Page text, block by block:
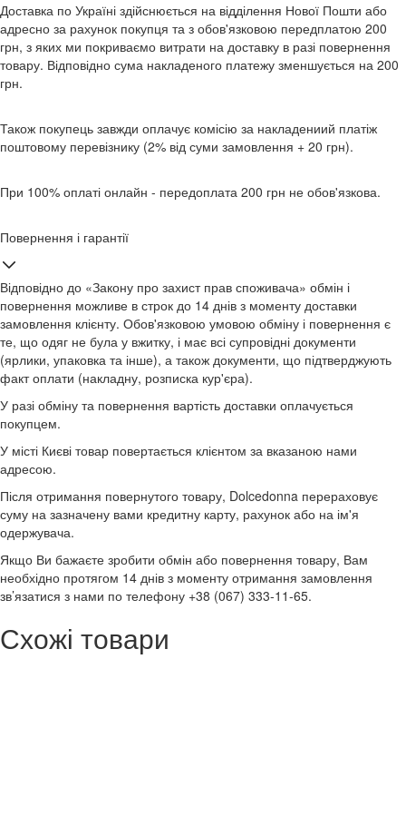
Доставка по Україні здійснюється на відділення Нової Пошти або
адресно за рахунок покупця та з обов'язковою передплатою 200
грн, з яких ми покриваємо витрати на доставку в разі повернення
товару. Відповідно сума накладеного платежу зменшується на 200
грн.
Також покупець завжди оплачує комісію за накладениий платіж
поштовому перевізнику (2% від суми замовлення + 20 грн).
При 100% оплаті онлайн - передоплата 200 грн не обов'язкова.
Повернення і гарантії
Відповідно до «Закону про захист прав споживача» обмін і
повернення можливе в строк до 14 днів з моменту доставки
замовлення клієнту. Обов'язковою умовою обміну і повернення є
те, що одяг не була у вжитку, і має всі супровідні документи
(ярлики, упаковка та інше), а також документи, що підтверджують
факт оплати (накладну, розписка кур'єра).
У разі обміну та повернення вартість доставки оплачується
покупцем.
У місті Києві товар повертається клієнтом за вказаною нами
адресою.
Після отримання повернутого товару, Dolcedonna перераховує
суму на зазначену вами кредитну карту, рахунок або на ім'я
одержувача.
Якщо Ви бажаєте зробити обмін або повернення товару, Вам
необхідно протягом 14 днів з моменту отримання замовлення
зв’язатися з нами по телефону +38 (067) 333-11-65.
Схожі товари